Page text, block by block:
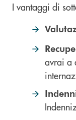
I vantaggi di
avrai a